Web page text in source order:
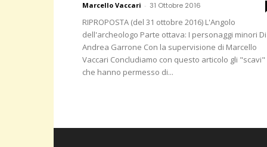
Marcello Vaccari - 31 Ottobre 2016
RIPROPOSTA (del 31 ottobre 2016) L'Angolo
dell'archeologo Parte ottava: I personaggi minori Di
Andrea Garrone Con la supervisione di Marcello
Vaccari Concludiamo con questo articolo gli "scavi"
che hanno permesso di...